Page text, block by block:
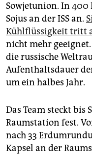
Sowjetunion. In 400
Sojus an der ISS an.
Kühlflüssigkeit tritt
nicht mehr
die russische
Aufenthaltsdauer
um ein halbes Jahr.
Das Team steckt bis
Raumstation fest.
nach 33
Kapsel an der